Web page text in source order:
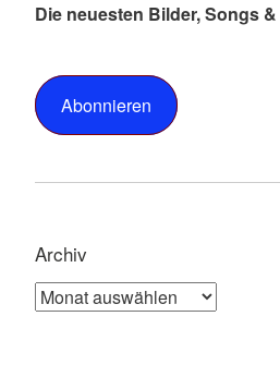
Die neuesten Bilder, Songs
Abonnieren
Archiv
Archiv